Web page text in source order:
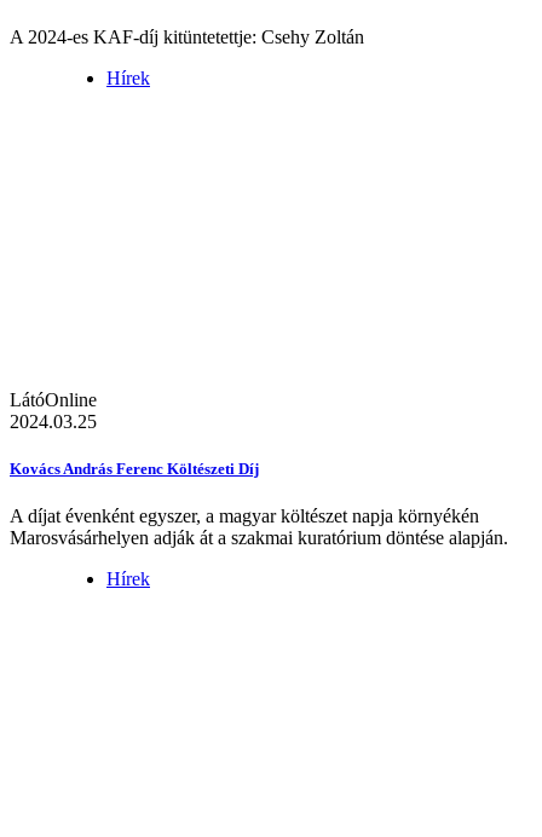
A 2024-es KAF-díj kitüntetettje: Csehy Zoltán
Hírek
LátóOnline
2024.03.25
Kovács András Ferenc Költészeti Díj
A díjat évenként egyszer, a magyar költészet napja környékén
Marosvásárhelyen adják át a szakmai kuratórium döntése alapján.
Hírek